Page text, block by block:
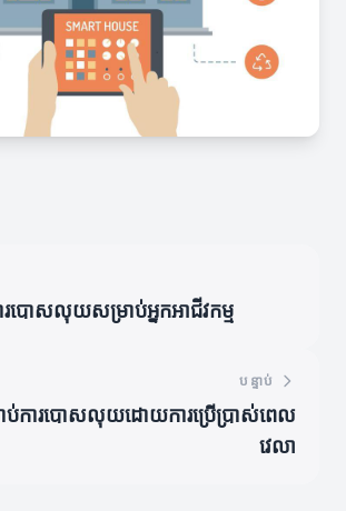
របោសលុយសម្រាប់អ្នកអាជីវកម្ម
បន្ទាប់
ាប់ការបោសលុយដោយការប្រើប្រាស់ពេល
វេលា